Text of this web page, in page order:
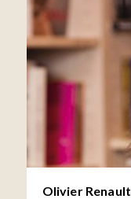
Olivier Renault